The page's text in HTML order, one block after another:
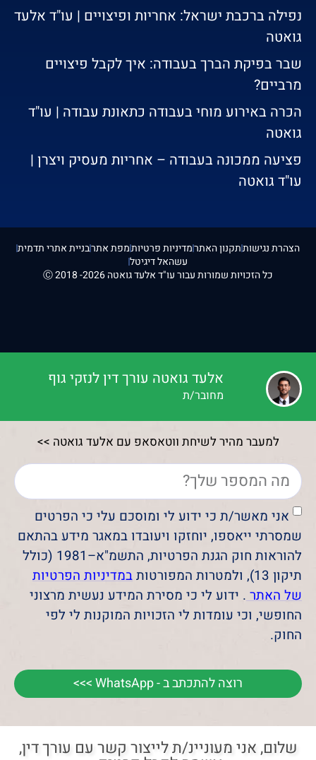
נפילה ברכבת ישראל: אחריות ופיצויים | עו"ד אלעד
גואטה
שבר בפיקת הברך בעבודה: איך לקבל פיצויים
מרביים?
הכרה באירוע מוחי בעבודה כתאונת עבודה | עו"ד
גואטה
פציעה ממכונה בעבודה – אחריות מעסיק ויצרן |
עו"ד גואטה
הצהרת נגישותתקנון האתרמדיניות פרטיותמפת אתרבניית אתרי תדמית
עשהאל דיגיטל
כל הזכויות שמורות עבור עו"ד אלעד גואטה 2026- 2018 Ⓒ
אלעד גואטה עורך דין לנזקי גוף
מחובר/ת
למעבר מהיר לשיחת ווטאסאפ עם אלעד גואטה >>
אני מאשר/ת כי ידוע לי ומוסכם עלי כי הפרטים
שמסרתי ייאספו, יוחזקו ויעובדו במאגר מידע בהתאם
להוראות חוק הגנת הפרטיות, התשמ"א–1981 (כולל
תיקון 13), ולמטרות המפורטות
במדיניות הפרטיות
של האתר. ידוע לי כי מסירת המידע נעשית מרצוני
החופשי, וכי עומדות לי הזכויות המוקנות לי לפי
החוק.
רוצה להתכתב ב - WhatsApp >>>
שלום, אני מעוניינ/ת לייצור קשר עם עורך דין,